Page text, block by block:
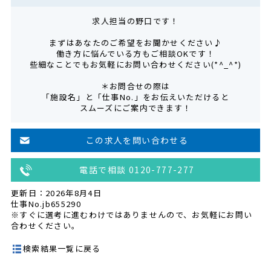
求人担当の野口です！
まずはあなたのご希望をお聞かせください♪
働き方に悩んでいる方もご相談OKです！
些細なことでもお気軽にお問い合わせください(*^_^*)
＊お問合せの際は
「施設名」と「仕事No.」をお伝えいただけると
スムーズにご案内できます！
この求人を問い合わせる
電話で相談 0120-777-277
更新日：2026年8月4日
仕事No.jb655290
※すぐに選考に進むわけではありませんので、お気軽にお問い
合わせください。
検索結果一覧に戻る